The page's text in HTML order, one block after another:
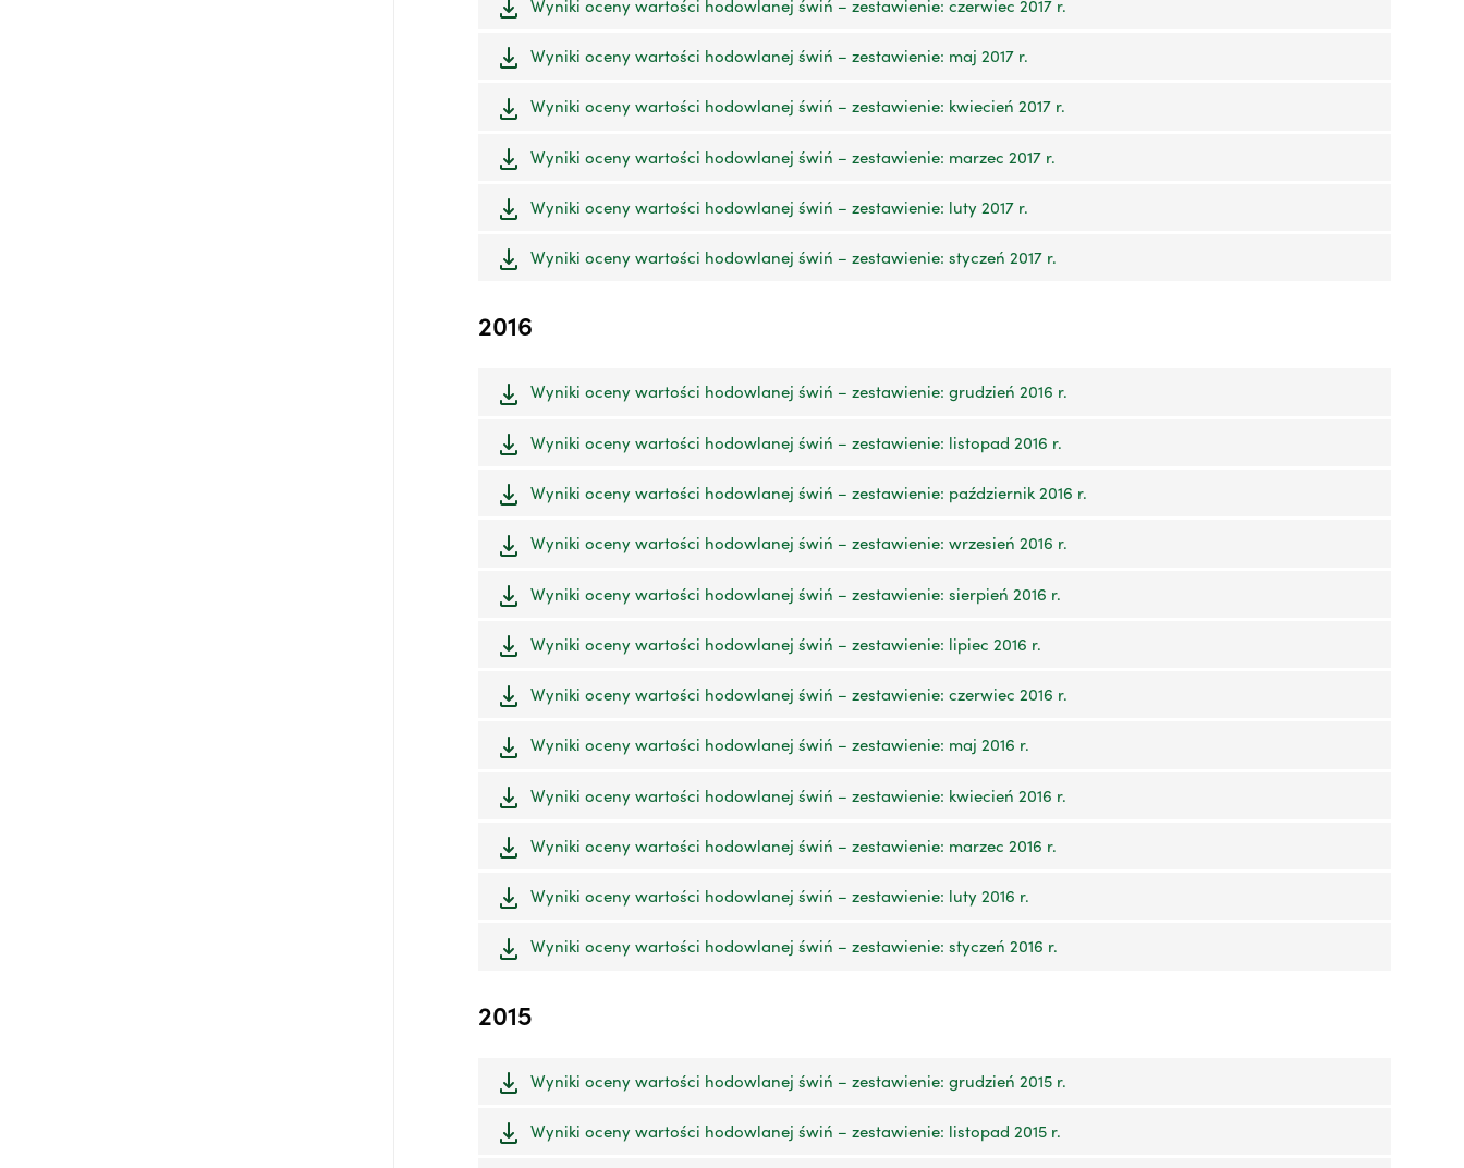
Wyniki oceny wartości hodowlanej świń – zestawienie: czerwiec 2017 r.
Wyniki oceny wartości hodowlanej świń – zestawienie: maj 2017 r.
Wyniki oceny wartości hodowlanej świń – zestawienie: kwiecień 2017 r.
Wyniki oceny wartości hodowlanej świń – zestawienie: marzec 2017 r.
Wyniki oceny wartości hodowlanej świń – zestawienie: luty 2017 r.
Wyniki oceny wartości hodowlanej świń – zestawienie: styczeń 2017 r.
2016
Wyniki oceny wartości hodowlanej świń – zestawienie: grudzień 2016 r.
Wyniki oceny wartości hodowlanej świń – zestawienie: listopad 2016 r.
Wyniki oceny wartości hodowlanej świń – zestawienie: październik 2016 r.
Wyniki oceny wartości hodowlanej świń – zestawienie: wrzesień 2016 r.
Wyniki oceny wartości hodowlanej świń – zestawienie: sierpień 2016 r.
Wyniki oceny wartości hodowlanej świń – zestawienie: lipiec 2016 r.
Wyniki oceny wartości hodowlanej świń – zestawienie: czerwiec 2016 r.
Wyniki oceny wartości hodowlanej świń – zestawienie: maj 2016 r.
Wyniki oceny wartości hodowlanej świń – zestawienie: kwiecień 2016 r.
Wyniki oceny wartości hodowlanej świń – zestawienie: marzec 2016 r.
Wyniki oceny wartości hodowlanej świń – zestawienie: luty 2016 r.
Wyniki oceny wartości hodowlanej świń – zestawienie: styczeń 2016 r.
2015
Wyniki oceny wartości hodowlanej świń – zestawienie: grudzień 2015 r.
Wyniki oceny wartości hodowlanej świń – zestawienie: listopad 2015 r.